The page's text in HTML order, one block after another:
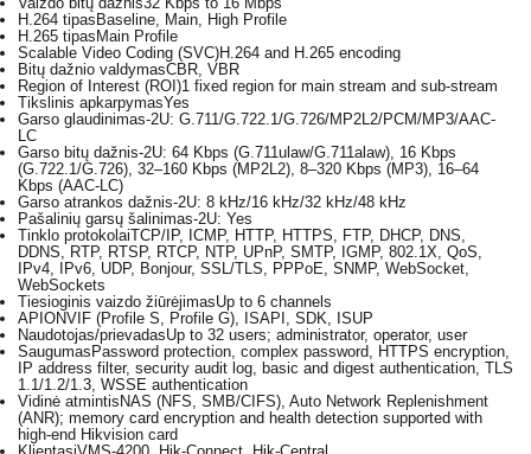
H.264 tipas Baseline, Main, High Profile
H.265 tipas Main Profile
Scalable Video Coding (SVC)H.264 and H.265 encoding
Bitų dažnio valdymasCBR, VBR
Region of Interest (ROI)1 fixed region for main stream and sub-stream
Tikslinis apkarpymasYes
Garso glaudinimas-2U: G.711/G.722.1/G.726/MP2L2/PCM/MP3/AAC-
LC
Garso bitų dažnis-2U: 64 Kbps (G.711ulaw/G.711alaw), 16 Kbps
(G.722.1/G.726), 32–160 Kbps (MP2L2), 8–320 Kbps (MP3), 16–64
Kbps (AAC-LC)
Garso atrankos dažnis-2U: 8 kHz/16 kHz/32 kHz/48 kHz
Pašalinių garsų šalinimas-2U: Yes
Tinklo protokolaiTCP/IP, ICMP, HTTP, HTTPS, FTP, DHCP, DNS,
DDNS, RTP, RTSP, RTCP, NTP, UPnP, SMTP, IGMP, 802.1X, QoS,
IPv4, IPv6, UDP, Bonjour, SSL/TLS, PPPoE, SNMP, WebSocket,
WebSockets
Tiesioginis vaizdo žiūrėjimasUp to 6 channels
API ONVIF (Profile S, Profile G), ISAPI, SDK, ISUP
Naudotojas/prievadasUp to 32 users; administrator, operator, user
Saugumas Password protection, complex password, HTTPS encryption,
IP address filter, security audit log, basic and digest authentication, TLS
1.1/1.2/1.3, WSSE authentication
Vidinė atmintis NAS (NFS, SMB/CIFS), Auto Network Replenishment
(ANR); memory card encryption and health detection supported with
high-end Hikvision card